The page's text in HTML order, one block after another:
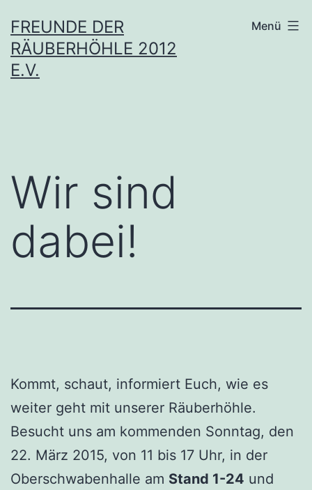
Inhalt
springen
FREUNDE DER
RÄUBERHÖHLE 2012
E.V.
Menü
Wir sind
dabei!
Kommt, schaut, informiert Euch, wie es
weiter geht mit unserer Räuberhöhle.
Besucht uns am kommenden Sonntag, den
22. März 2015, von 11 bis 17 Uhr, in der
Oberschwabenhalle am Stand 1-24 und